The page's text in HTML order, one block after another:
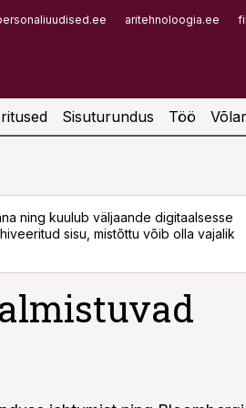
aritehnoloogia.ee
Sisuturundus Töö
ning kuulub väljaande digitaalsesse
sisu, mistõttu võib olla vajalik